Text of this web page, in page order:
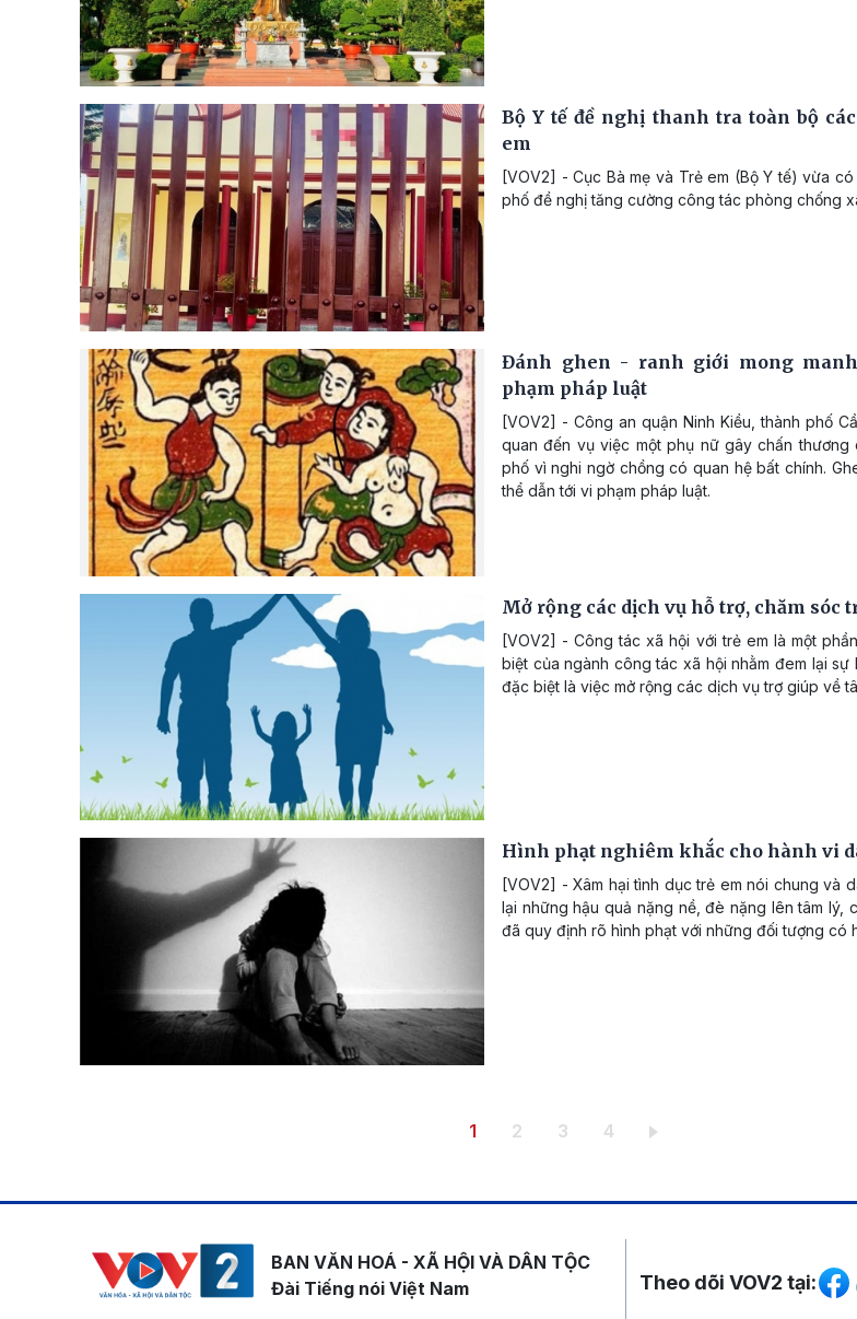
Bộ Y tế đề nghị thanh tra toàn bộ
em
[VOV2] - Cục Bà mẹ và Trẻ em (Bộ Y tế) vừa
phố đề nghị tăng cường công tác phòng chống
Đánh ghen - ranh giới mong
phạm pháp luật
[VOV2] - Công an quận Ninh Kiều, thành phố
quan đến vụ việc một phụ nữ gây chấn
phố vì nghi ngờ chồng có quan hệ bất chính.
thể dẫn tới vi phạm pháp luật.
Mở rộng các dịch vụ hỗ trợ, chăm sóc
[VOV2] - Công tác xã hội với trẻ em là một
biệt của ngành công tác xã hội nhằm đem lại sự
đặc biệt là việc mở rộng các dịch vụ trợ giúp về
Hình phạt nghiêm khắc cho hành vi
[VOV2] - Xâm hại tình dục trẻ em nói chung và
lại những hậu quả nặng nề, đè nặng lên tâm lý,
đã quy định rõ hình phạt với những đối tượng có
Trang hiện thời
1 Trang
2 Trang
3 Trang
4
BAN VĂN HOÁ - XÃ HỘI VÀ DÂN TỘC
Đài Tiếng nói Việt Nam
Mạng xã hội
Theo dõi VOV2 tại: